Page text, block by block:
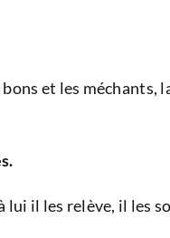
et les méchants,
il les relève, il les